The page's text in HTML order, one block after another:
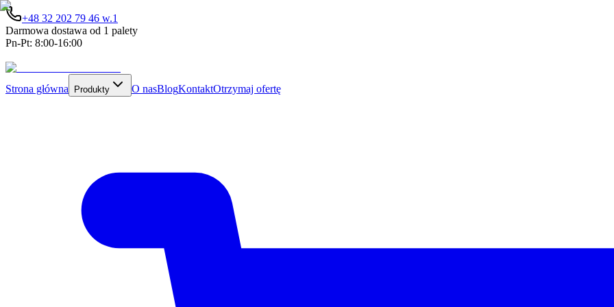
+48 32 202 79 46 w.1
Darmowa dostawa od 1 palety
Pn-Pt: 8:00-16:00
Strona główna Produkty O nasBlogKontaktOtrzymaj ofertę